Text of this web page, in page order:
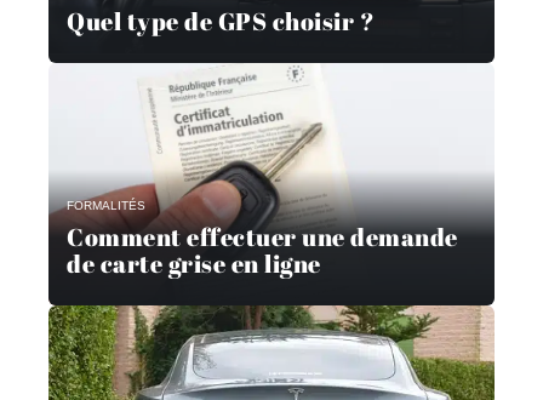
Quel type de GPS choisir ?
FORMALITÉS
Comment effectuer une demande
de carte grise en ligne